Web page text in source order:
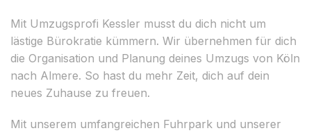
Mit Umzugsprofi Kessler musst du dich nicht um
lästige Bürokratie kümmern. Wir übernehmen für dich
die Organisation und Planung deines Umzugs von Köln
nach Almere. So hast du mehr Zeit, dich auf dein
neues Zuhause zu freuen.
Mit unserem umfangreichen Fuhrpark und unserer